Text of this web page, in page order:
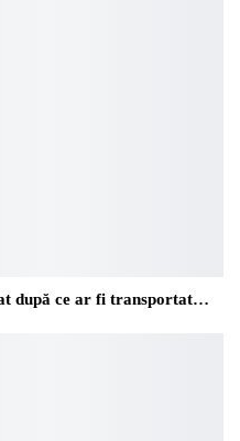
după ce ar fi transportat…